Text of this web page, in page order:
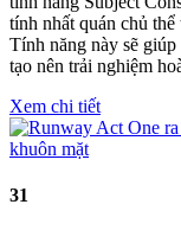
tính nhất quán chủ
Tính năng này sẽ
tạo nên trải nghiệm
Xem chi tiết
31